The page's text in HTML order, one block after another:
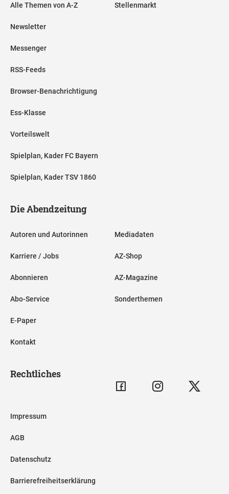
Alle Themen von A-Z
Newsletter
Messenger
RSS-Feeds
Browser-Benachrichtigung
Ess-Klasse
Vorteilswelt
Spielplan, Kader FC Bayern
Spielplan, Kader TSV 1860
Stellenmarkt
Die Abendzeitung
Autoren und Autorinnen
Karriere / Jobs
Abonnieren
Abo-Service
E-Paper
Kontakt
Mediadaten
AZ-Shop
AZ-Magazine
Sonderthemen
Rechtliches
Impressum
AGB
Datenschutz
Barrierefreiheitserklärung